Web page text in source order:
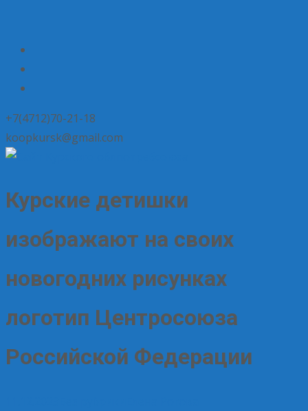
+7(4712)70-21-18
koopkursk@gmail.com
Курские детишки
изображают на своих
новогодних рисунках
логотип Центросоюза
Российской Федерации